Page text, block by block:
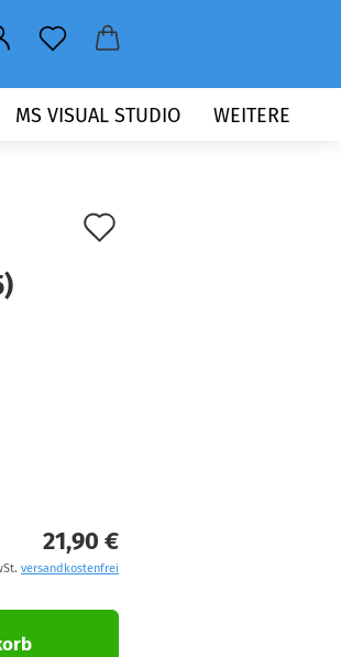
MS VISUAL STUDIO WEITERE
21,90 €
versandkostenfrei